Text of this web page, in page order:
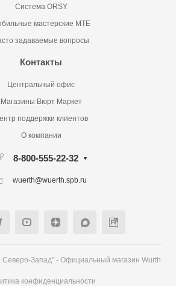
Система ORSY
мастерские MTE
задаваемые вопросы
Контакты
Центральный офис
Магазины Вюрт Маркет
поддержки клиентов
О компании
8-800-555-22-32
wuerth@wuerth.spb.ru
Запад" - Официальный магазин Wurth
конфиденциальности